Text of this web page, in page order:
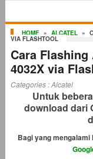
HOME » ALCATEL »
VIA FLASHTOOL
Cara Flashing
4032X via
Categories :Alcatel
Untuk
download dari
Bagi yang